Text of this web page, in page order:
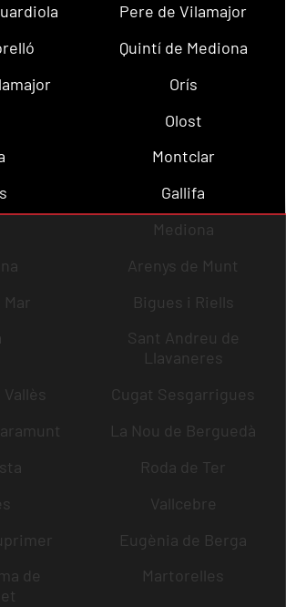
Pere de Vilamajor
Quintí de Mediona
Orís
Olost
Montclar
Gallifa
Mediona
Arenys de Munt
Mar
Bigues i Riells
Sant Andreu de
Llavaneres
Cugat Sesgarrigues
La Nou de Berguedà
Roda de Ter
Vallcebre
Eugènia de Berga
de
Martorelles